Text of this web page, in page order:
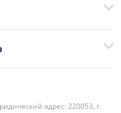
в будние дни с 9:00 до
адрес: 220053, г.